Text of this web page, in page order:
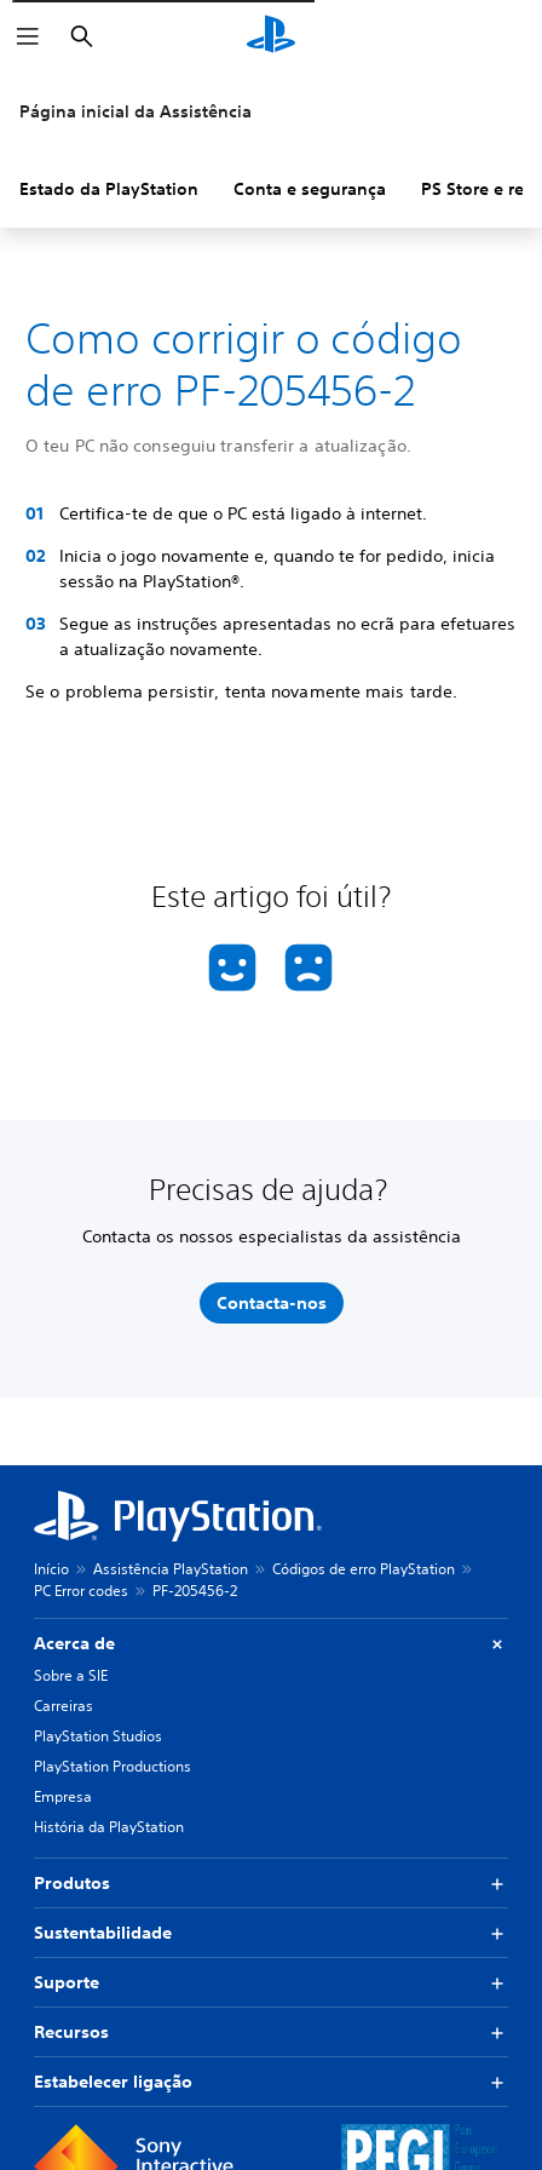
Pesquisar
Página inicial da Assistência
Estado da PlayStation Conta e segurança PS Store e
Como corrigir o código
de erro PF-205456-2
O teu PC não conseguiu transferir a atualização.
Certifica-te de que o PC está ligado à internet.
Inicia o jogo novamente e, quando te for pedido, inicia
sessão na PlayStation®.
Segue as instruções apresentadas no ecrã para efetuares
a atualização novamente.
Se o problema persistir, tenta novamente mais tarde.
Este artigo foi útil?
Precisas de ajuda?
Contacta os nossos especialistas da assistência
Contacta-nos
Início Assistência PlayStation
Códigos de erro PlayStation
PC Error codes
PF-205456-2
Acerca de
Sobre a SIE
Carreiras
PlayStation Studios
PlayStation Productions
Empresa
História da PlayStation
Produtos
Sustentabilidade
Suporte
Recursos
Estabelecer ligação